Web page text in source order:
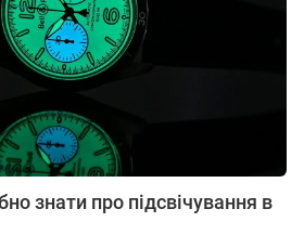
знати про підсвічування в